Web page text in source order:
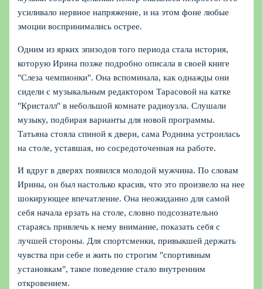
усиливало нервное напряжение, и на этом фоне любые
эмоции воспринимались острее.
Одним из ярких эпизодов того периода стала история,
которую Ирина позже подробно описала в своей книге
"Слеза чемпионки". Она вспоминала, как однажды они
сидели с музыкальным редактором Тарасовой на катке
"Кристалл" в небольшой комнате радиоузла. Слушали
музыку, подбирая варианты для новой программы.
Татьяна стояла спиной к двери, сама Роднина устроилась
на столе, уставшая, но сосредоточенная на работе.
И вдруг в дверях появился молодой мужчина. По словам
Ирины, он был настолько красив, что это произвело на нее
шокирующее впечатление. Она неожиданно для самой
себя начала ерзать на столе, словно подсознательно
стараясь привлечь к нему внимание, показать себя с
лучшей стороны. Для спортсменки, привыкшей держать
чувства при себе и жить по строгим "спортивным
установкам", такое поведение стало внутренним
откровением.